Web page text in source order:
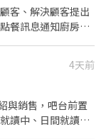
客、解決顧客提出
餐訊息通知廚房做
和餐具。 ．負責擺
4天前
與銷售，吧台前置